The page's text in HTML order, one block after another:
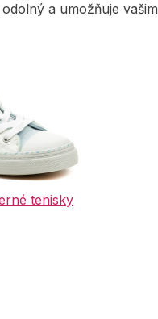
a umožňuje vašim
tenisky